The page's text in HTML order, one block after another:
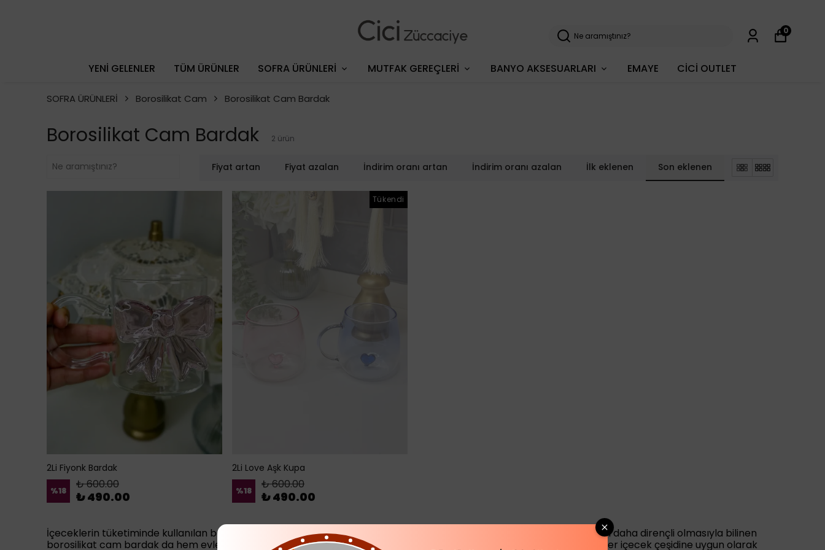
YENİ GELENLER TÜM ÜRÜNLER SOFRA ÜRÜNLERİ MUTFAK GEREÇLERİ BANYO AKSESUARLARI EMAYE CİCİ OUTLET
0
SOFRA ÜRÜNLERİ Borosilikat Cam Borosilikat Cam Bardak
Borosilikat Cam Bardak 2 ürün
Fiyat artan Fiyat azalan İndirim oranı artan İndirim oranı azalan İlk eklenen Son eklenen
2Li Fiyonk Bardak
%18 ₺ 600.00
₺ 490.00
Tükendi
2Li Love Aşk Kupa
%18 ₺ 600.00
₺ 490.00
İçeceklerin tüketiminde kullanılan bardakları birbirinden farklı özellik ve çeşitleriyle bulabilirsiniz. Sıcak ve soğuğa karşı daha dirençli olmasıyla bilinen
borosilikat cam bardak da hem evlerinizde hem de kafe, restoran gibi işletmelerinizde bu özelliğiyle tercih edilebilir. Her içecek çeşidine uygun olarak